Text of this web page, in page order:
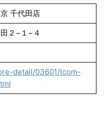
千代田店
２−１−４
detail/03601/tcom-